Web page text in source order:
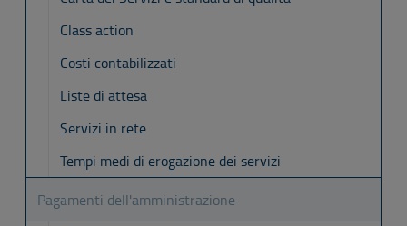
Class action
Costi contabilizzati
Liste di attesa
Servizi in rete
Tempi medi di erogazione dei servizi
Pagamenti dell'amministrazione